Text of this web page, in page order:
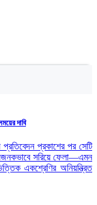
দাবি
প্রতিবেদন প্রকাশের পর সেটি
সরিয়ে ফেলা—এমন
একশ্রেণির অনিয়ন্ত্রিত